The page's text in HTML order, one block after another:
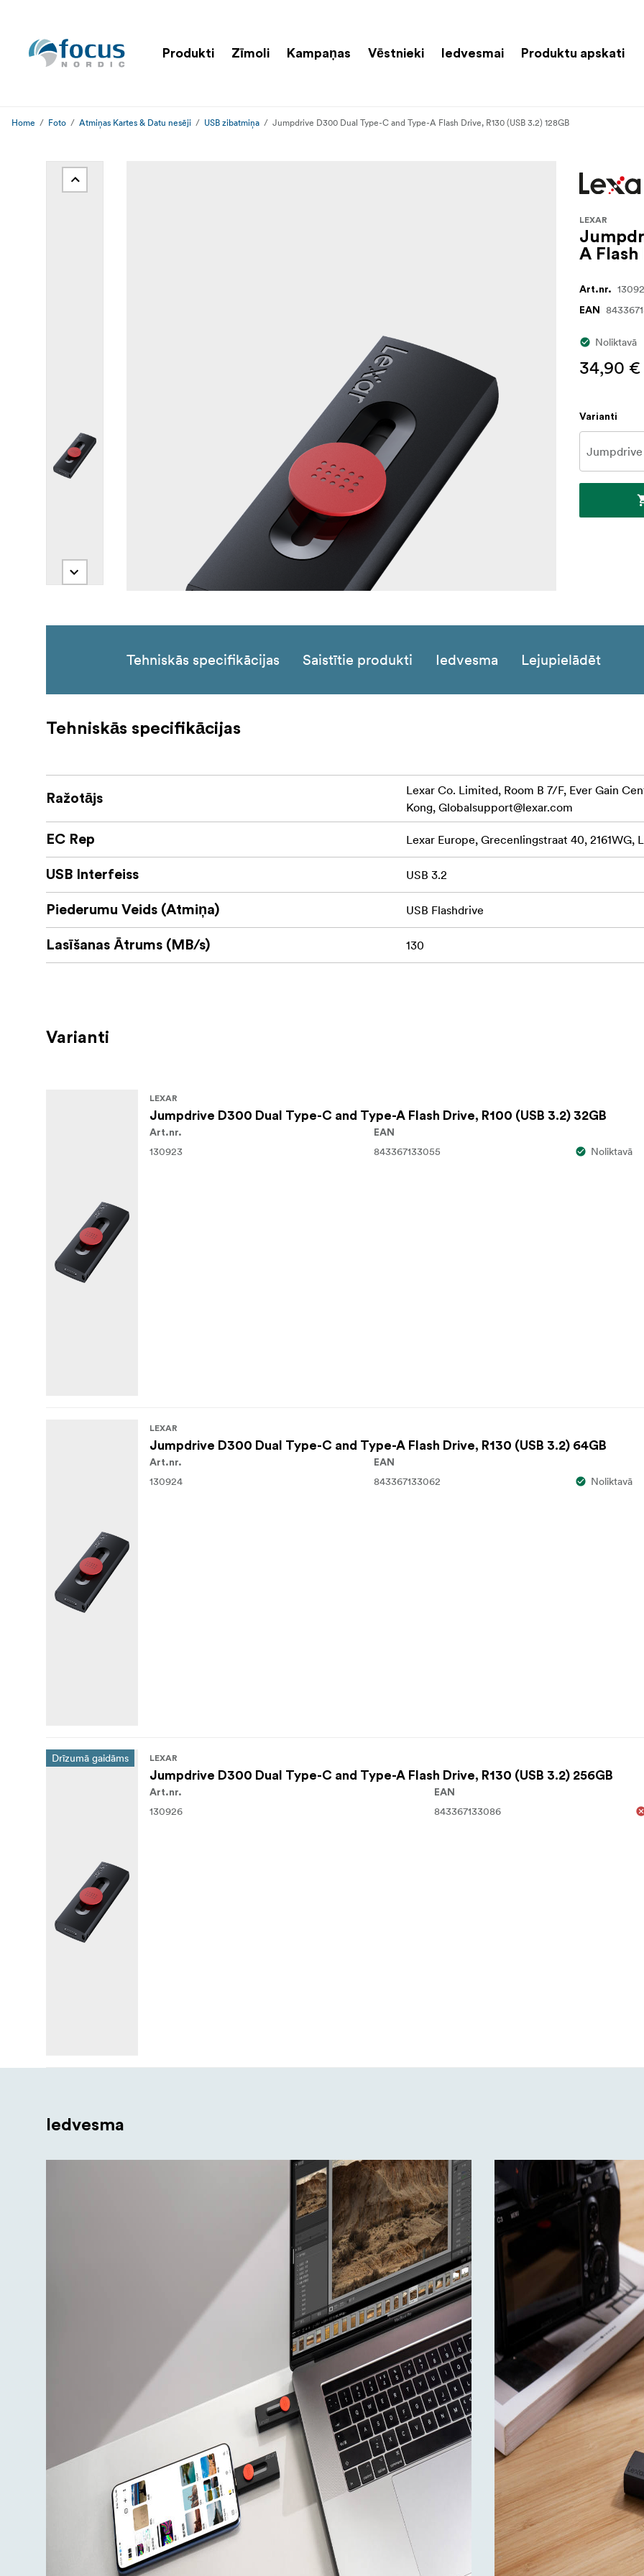
Produkti Zīmoli Kampaņas Vēstnieki Iedvesmai Produktu apskati
Home Foto Atmiņas Kartes & Datu nesēji USB zibatmiņa Jumpdrive D300 Dual Type-C and Type-A Flash Drive, R130 (USB 3.2) 128GB
LEXAR
A Flash
Art.nr.
EAN
Noliktavā
34,90 €
Varianti
Tehniskās specifikācijas Saistītie produkti Iedvesma Lejupielādēt
Tehniskās specifikācijas
Ražotājs
Lexar Co. Limited, Room B 7/F, Ever Gain
Kong, Globalsupport@lexar.com
EC Rep Lexar Europe, Grecenlingstraat 40, 2161WG,
USB Interfeiss USB 3.2
Piederumu Veids (Atmiņa) USB Flashdrive
Lasīšanas Ātrums (MB/s) 130
Varianti
LEXAR
Jumpdrive D300 Dual Type-C and Type-A Flash Drive, R100 (USB 3.2) 32GB
Art.nr.
130923
EAN
843367133055 Noliktavā
LEXAR
Jumpdrive D300 Dual Type-C and Type-A Flash Drive, R130 (USB 3.2) 64GB
Art.nr.
130924
EAN
843367133062 Noliktavā
Drīzumā gaidāms LEXAR
Jumpdrive D300 Dual Type-C and Type-A Flash Drive, R130 (USB 3.2) 256GB
Art.nr.
130926
EAN
843367133086
Iedvesma